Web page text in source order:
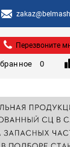
Перезвоните
0